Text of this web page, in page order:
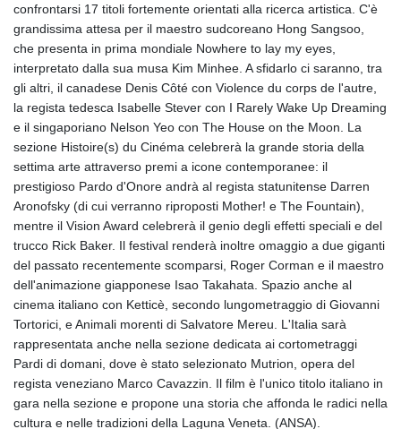
KGS 100.958668
KHR 4681.70199
KMF 491.805569
KRW 1637.335322
KWD 0.356743
KYD 0.962318
KZT 538.348431
LAK 26078.516124
LBP
103405.556276
LKR 387.005699
LRD 208.423177
LSL 18.684038
LTL 3.408855
LVL 0.698328
LYD 7.358816
MAD 10.768161
MDL 20.068863
MGA 4945.473339
MKD 61.481956
MMK 2423.870661
confrontarsi 17 titoli fortemente orientati alla ricerca artistica. C'è
grandissima attesa per il maestro sudcoreano Hong Sangsoo,
che presenta in prima mondiale Nowhere to lay my eyes,
interpretato dalla sua musa Kim Minhee. A sfidarlo ci saranno, tra
gli altri, il canadese Denis Côté con Violence du corps de l'autre,
la regista tedesca Isabelle Stever con I Rarely Wake Up Dreaming
e il singaporiano Nelson Yeo con The House on the Moon. La
sezione Histoire(s) du Cinéma celebrerà la grande storia della
settima arte attraverso premi a icone contemporanee: il
prestigioso Pardo d'Onore andrà al regista statunitense Darren
Aronofsky (di cui verranno riproposti Mother! e The Fountain),
mentre il Vision Award celebrerà il genio degli effetti speciali e del
trucco Rick Baker. Il festival renderà inoltre omaggio a due giganti
del passato recentemente scomparsi, Roger Corman e il maestro
dell'animazione giapponese Isao Takahata. Spazio anche al
cinema italiano con Ketticè, secondo lungometraggio di Giovanni
Tortorici, e Animali morenti di Salvatore Mereu. L'Italia sarà
rappresentata anche nella sezione dedicata ai cortometraggi
Pardi di domani, dove è stato selezionato Mutrion, opera del
regista veneziano Marco Cavazzin. Il film è l'unico titolo italiano in
gara nella sezione e propone una storia che affonda le radici nella
cultura e nelle tradizioni della Laguna Veneta. (ANSA).